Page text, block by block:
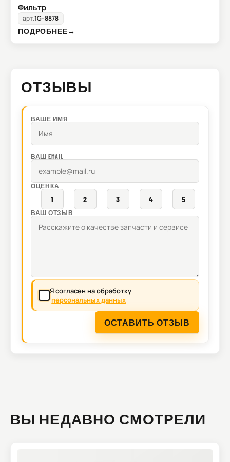
Фильтр
арт.1G-8878
ПОДРОБНЕЕ→
ОТЗЫВЫ
ВАШЕ ИМЯ
ВАШ EMAIL
ОЦЕНКА
1 2 3 4 5
ВАШ ОТЗЫВ
Я согласен на обработку
персональных данных
ОСТАВИТЬ ОТЗЫВ
ВЫ НЕДАВНО СМОТРЕЛИ